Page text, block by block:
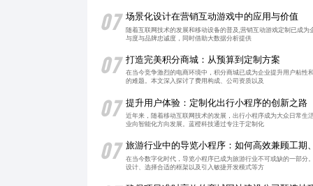
07 场景化设计在营销互动游戏中的应用与价值
随着互联网技术的发展和移动设备的普及,营销互动游戏定制已成
与度与品牌忠诚度，同时借助大数据分析提供
07 打造完美积分商城：从预算到定制方案
在当今竞争激烈的电商环境中，积分商城已成为企业提升用户粘
的难题。本文深入探讨了费用构成、公司资质以及
07 提升用户体验：定制化出行小程序的创新之路
近年来，随着移动互联网技术的发展，出行小程序成为大众日常
业向智能化方向发展。蓝橙科技通过专注于定制化
07 旅游行业中的导览小程序：如何高效兼顾工期
在当今数字化时代，导览小程序已成为旅游行业不可或缺的一部
设计、选择合适的框架以及引入敏捷开发模式等方